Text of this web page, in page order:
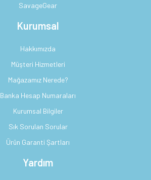
SavageGear
Kurumsal
Hakkımızda
Müşteri Hizmetleri
Mağazamız Nerede?
Banka Hesap Numaraları
Kurumsal Bilgiler
Sık Sorulan Sorular
Ürün Garanti Şartları
Yardım